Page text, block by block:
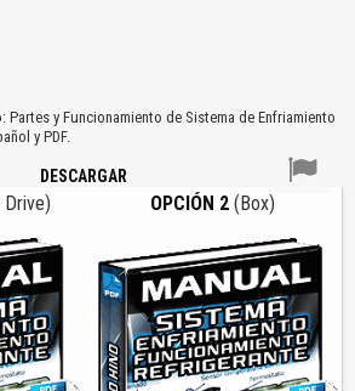
Partes y Funcionamiento de Sistema de Enfriamiento
y PDF.
DESCARGAR
Drive) OPCIÓN 2(Box)